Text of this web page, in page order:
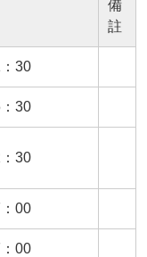
備
註
30
30
30
00
00